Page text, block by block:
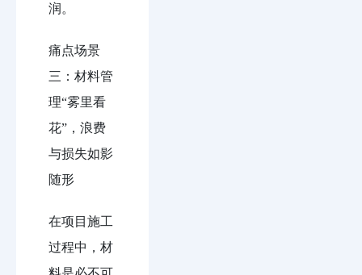
润。
痛点场景
三：材料管
理“雾里看
花”，浪费
与损失如影
随形
在项目施工
过程中，材